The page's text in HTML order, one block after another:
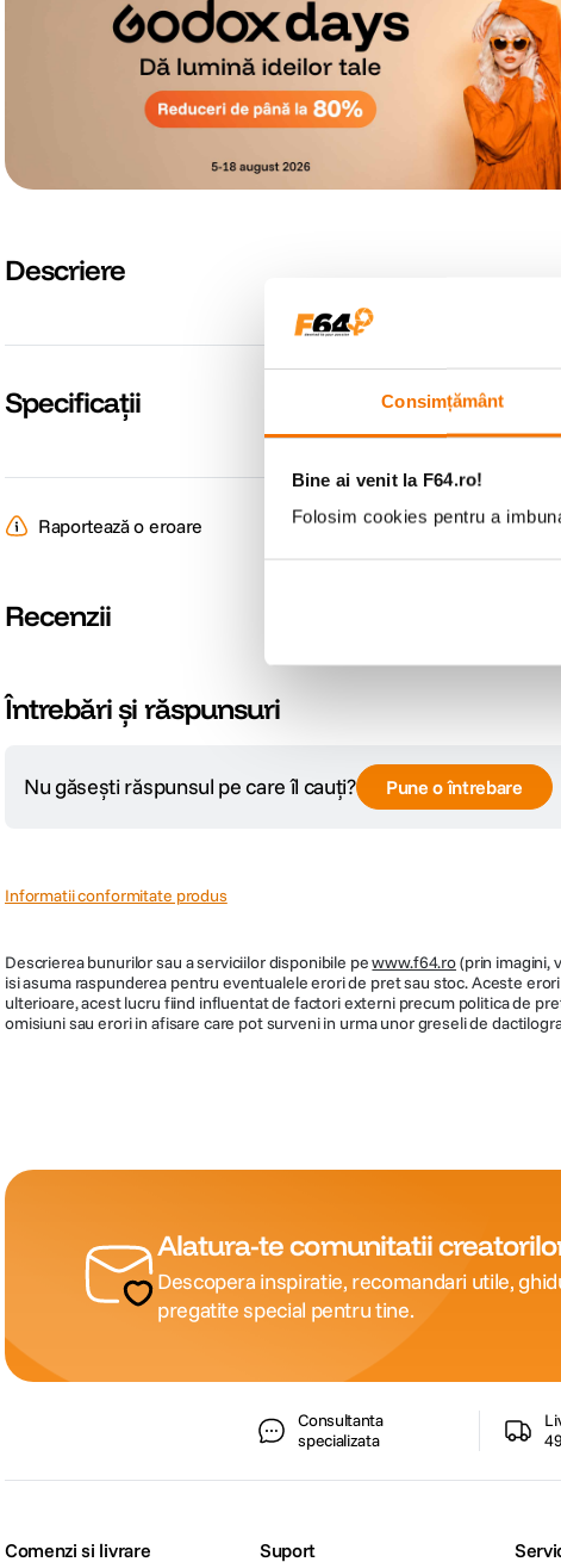
Consimțământ
Bine ai venit la F64.ro!
Folosim cookies pentru a
Descriere
Specificații
Raportează o eroare
Recenzii
Întrebări și răspunsuri
Nu găsești răspunsul pe care îl cauți? Pune o întrebare
Informatii conformitate produs
Descrierea bunurilor sau a serviciilor disponibile pewww.f64.ro(prin imagini,
isi asuma raspunderea pentru eventualele erori de pret sau stoc. Aceste
ulterioare, acest lucru fiind influentat de factori externi precum politica de
omisiuni sau erori in afisare care pot surveni in urma unor greseli de
Alatura-te comunitatii
Descopera inspiratie, recomandari utile,
pregatite special pentru tine.
Consultanta
specializata
Comenzi si livrare Suport